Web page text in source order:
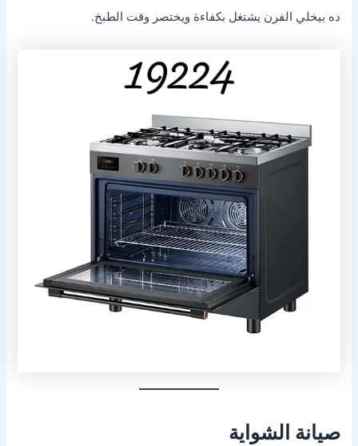
ده بيخلي الفرن يشتغل بكفاءة ويختصر وقت الطبخ.
صيانة الشواية